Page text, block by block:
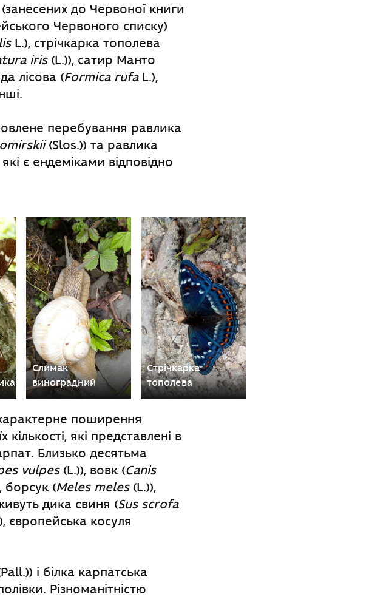
до Червоної книги
Червоного списку)
L.), стрічкарка тополева
iris(L.)), сатир Манто
лісова (Formica rufaL.),
перебування равлика
(Slos.)) та равлика
є ендеміками відповідно
Слимак
виноградний
Стрічкарка
тополева
поширення
які представлені в
Близько десятьма
vulpes(L.)), вовк (Canis
борсук (Meles meles(L.)),
дика свиня (Sus scrofa
європейська косуля
і білка карпатська
Різноманітністю